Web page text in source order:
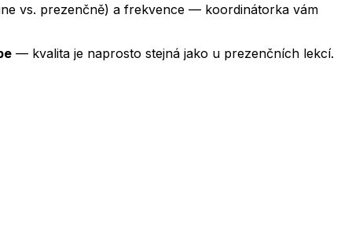
vs. prezenčně) a frekvence — koordinátorka vám
— kvalita je naprosto stejná jako u prezenčních lekcí.